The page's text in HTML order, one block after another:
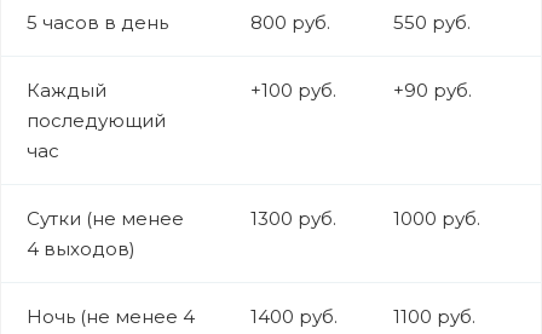
5 часов в день 800 руб. 550 руб.
Каждый
последующий
час
+100 руб. +90 руб.
Сутки (не менее
4 выходов)
1300 руб. 1000 руб.
Ночь (не менее 4
1400 руб. 1100 руб.